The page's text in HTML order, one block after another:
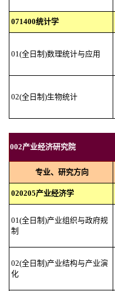
071400统计学
01(全日制)数理统计与应用
02(全日制)生物统计
002产业经济研究院
专业、研究方向
020205产业经济学
01(全日制)产业组织与政府规
制
02(全日制)产业结构与产业演
化